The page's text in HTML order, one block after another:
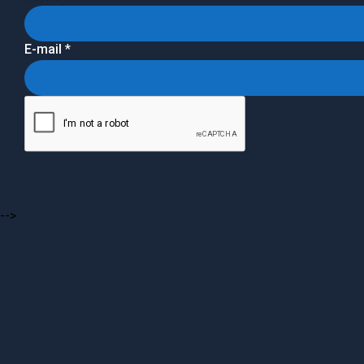
E-mail *
-->